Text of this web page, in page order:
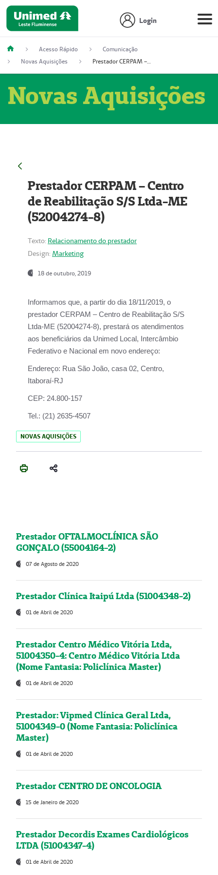
Login
Acesso Rápido
Comunicação
Novas Aquisições
Prestador CERPAM – Centro de Reabilitação S/S Ltda-ME (52004274-8)
Novas Aquisições
Prestador CERPAM – Centro
de Reabilitação S/S Ltda-ME
(52004274-8)
Texto: Relacionamento do prestador
Design: Marketing
18 de outubro, 2019
Informamos que, a partir do dia 18/11/2019, o
prestador CERPAM – Centro de Reabilitação S/S
Ltda-ME (52004274-8), prestará os atendimentos
aos beneficiários da Unimed Local, Intercâmbio
Federativo e Nacional em novo endereço:
Endereço: Rua São João, casa 02, Centro,
Itaboraí-RJ
CEP: 24.800-157
Tel.: (21) 2635-4507
NOVAS AQUISIÇÕES
Prestador OFTALMOCLÍNICA SÃO
GONÇALO (55004164-2)
07 de Agosto de 2020
Prestador Clínica Itaipú Ltda (51004348-2)
01 de Abril de 2020
Prestador Centro Médico Vitória Ltda,
51004350-4: Centro Médico Vitória Ltda
(Nome Fantasia: Policlínica Master)
01 de Abril de 2020
Prestador: Vipmed Clínica Geral Ltda,
51004349-0 (Nome Fantasia: Policlínica
Master)
01 de Abril de 2020
Prestador CENTRO DE ONCOLOGIA
15 de Janeiro de 2020
Prestador Decordis Exames Cardiológicos
LTDA (51004347-4)
01 de Abril de 2020